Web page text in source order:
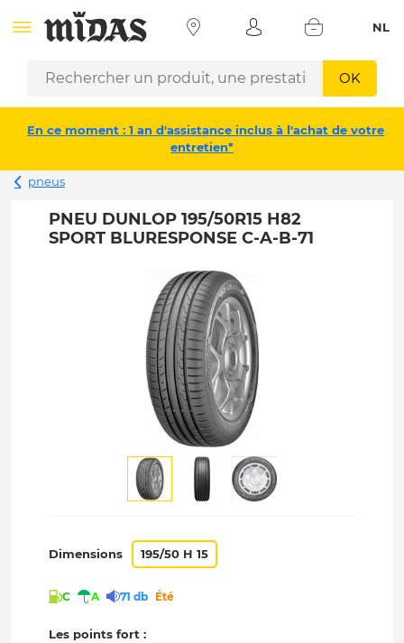
NL
OK
En ce moment : 1 an d'assistance inclus à l'achat de votre
entretien*
pneus
PNEU DUNLOP 195/50R15 H82
SPORT BLURESPONSE C-A-B-71
Dimensions 195/50 H 15
C A 71 db Été
Les points fort :